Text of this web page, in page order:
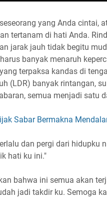
yang Anda cintai,
tertanam di hati Anda.
jarak jauh tidak begitu
banyak menaruh
terpaksa kandas di
(LDR) banyak rintangan,
semua menjadi satu
Sabar Bermakna
dan pergi dari hidupku
hati ku ini."
bahwa ini semua akan
jadi takdir ku. Semoga